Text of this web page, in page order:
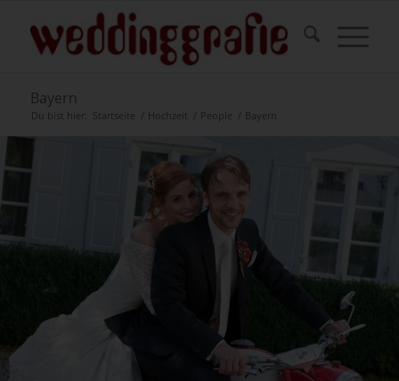
Bayern
Du bist hier: Startseite / Hochzeit / People / Bayern